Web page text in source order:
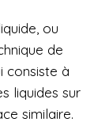
ou
de
consiste à
liquides sur
similaire.